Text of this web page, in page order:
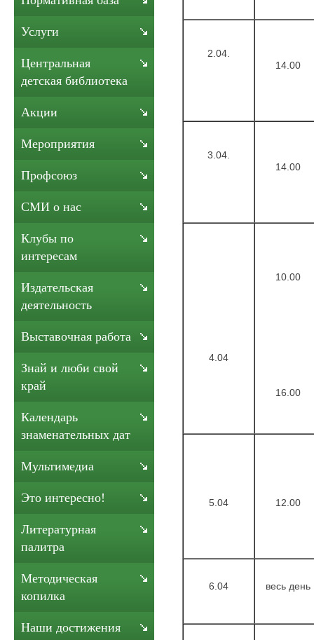
2.04.
14.00
3.04.
14.00
4.04
10.00
16.00
5.04 12.00
6.04 весь день
Услуги
Центральная
детская библиотека
Акции
Мероприятия
Профсоюз
СМИ о нас
Клубы по
интересам
Издательская
деятельность
Выставочная работа
Знай и люби свой
край
Календарь
знаменательных дат
Мультимедиа
Это интересно!
Литературная
палитра
Методическая
копилка
Наши достижения